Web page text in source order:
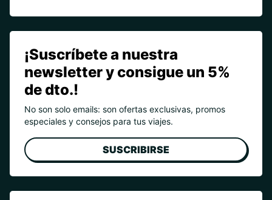
¡Suscríbete a nuestra
newsletter y consigue un 5%
de dto.!
No son solo emails: son ofertas exclusivas, promos
especiales y consejos para tus viajes.
SUSCRIBIRSE